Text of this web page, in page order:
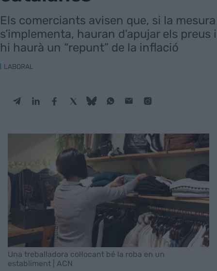
Els comerciants avisen que, si la mesura
s’implementa, hauran d'apujar els preus i
hi haurà un “repunt” de la inflació
LABORAL
Una treballadora col·locant bé la roba en un
establiment | ACN